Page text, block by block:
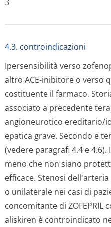
3
4.3. controindicazioni
Ipersensibilità verso
altro ACE-inibitore o verso
costituente il farmaco.
associato a precedente
angioneurotico ereditario/
epatica grave. Secondo e
(vedere paragrafi 4.4 e
meno che non siano
efficace. Stenosi
o unilaterale nei casi di
concomitante di ZOFEPRIL
aliskiren è controindicato